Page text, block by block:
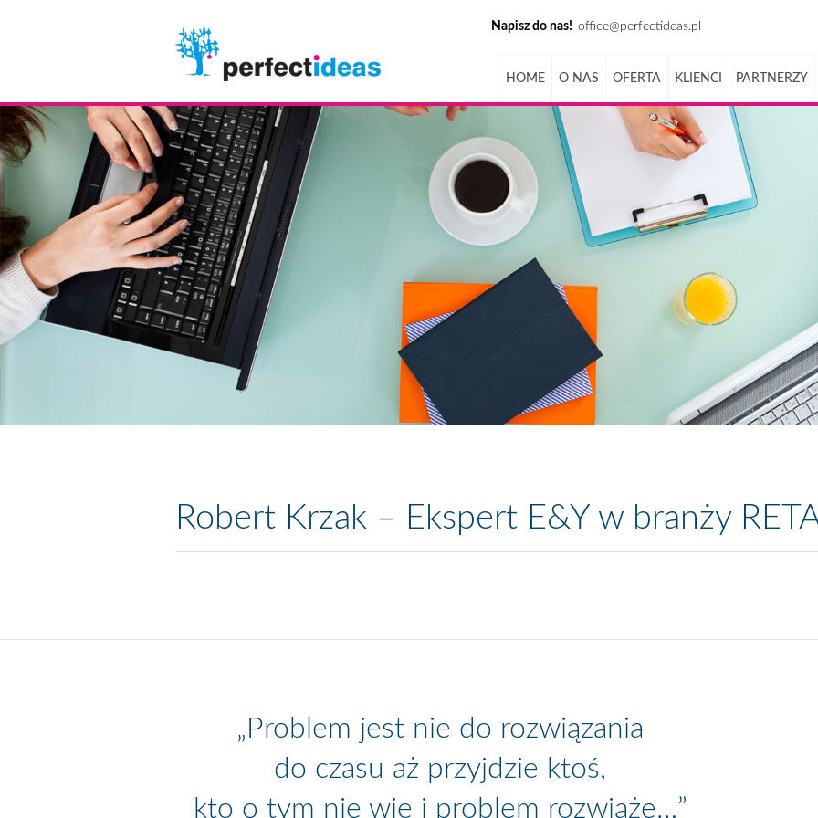
Napisz do nas! office@perfectideas.pl
HOME O NAS OFERTA KLIENCI PARTNERZY
Robert Krzak – Ekspert E&Y w branży
„Problem jest nie do rozwiązania
do czasu aż przyjdzie ktoś,
kto o tym nie wie i problem rozwiąże…”